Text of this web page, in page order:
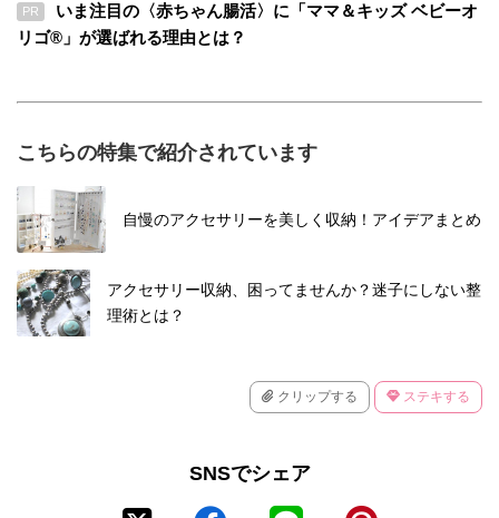
PR
いま注目の〈赤ちゃん腸活〉に「ママ＆キッズ ベビーオ
リゴ®」が選ばれる理由とは？
こちらの特集で紹介されています
自慢のアクセサリーを美しく収納！アイデアまとめ
アクセサリー収納、困ってませんか？迷子にしない整
理術とは？
クリップする ステキする
SNSでシェア